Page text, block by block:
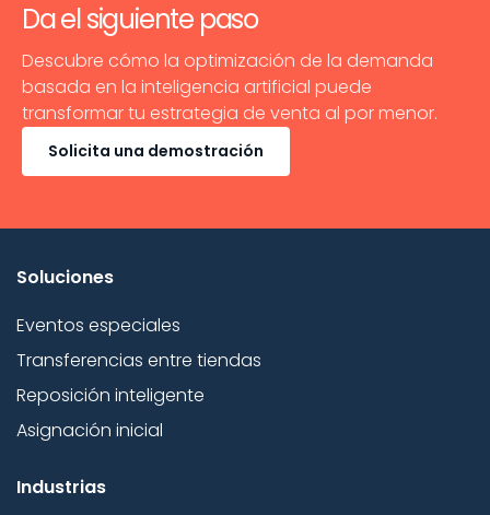
Da el siguiente paso
Descubre cómo la optimización de la demanda
basada en la inteligencia artificial puede
transformar tu estrategia de venta al por menor.
Solicita una demostración
Soluciones
Eventos especiales
Transferencias entre tiendas
Reposición inteligente
Asignación inicial
Industrias